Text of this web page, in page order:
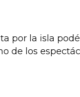
por la isla
de los